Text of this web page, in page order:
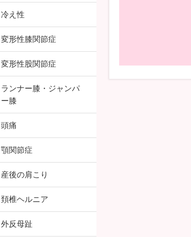
冷え性
変形性膝関節症
変形性股関節症
ランナー膝・ジャンパ
ー膝
頭痛
顎関節症
産後の肩こり
頚椎ヘルニア
外反母趾